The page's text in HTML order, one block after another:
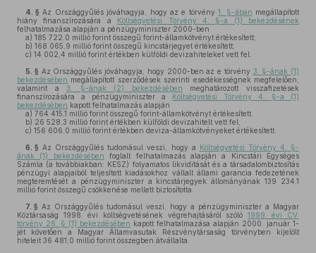
4. § Az Országgyűlés jóváhagyja, hogy az e törvény1. §-ában megállapított
hiány finanszírozására a Költségvetési Törvény 4. §-a (1) bekezdésének
felhatalmazása alapján a pénzügyminiszter 2000-ben
a) 185 722,0 millió forint összegű forint-államkötvényt értékesített;
b) 168 065,9 millió forint összegű kincstárjegyet értékesített;
c) 14 002,4 millió forint értékben külföldi devizahiteleket vett fel.
5. § Az Országgyűlés jóváhagyja, hogy 2000-ben az e törvény 3. §-ának (1)
bekezdésében megállapított szerződések szerinti esedékességnek megfelelően,
valamint a3. §-ának (2) bekezdésében meghatározott visszafizetések
finanszírozására a pénzügyminiszter a Költségvetési Törvény 4. §-a (1)
bekezdésében kapott felhatalmazás alapján
a) 764 415,1 millió forint összegű forint-államkötvényt értékesített,
b) 26 528,3 millió forint értékben külföldi devizahitelt vett fel,
c) 156 606,0 millió forint értékben deviza-államkötvényeket értékesített.
6. § Az Országgyűlés tudomásul veszi, hogy a Költségvetési Törvény 4. §-
ának (1) bekezdésében foglalt felhatalmazás alapján a Kincstári Egységes
Számla (a továbbiakban: KESZ) folyamatos likviditását és a társadalombiztosítás
pénzügyi alapjaiból teljesített kiadásokhoz vállalt állami garancia fedezetének
megteremtését a pénzügyminiszter a kincstárjegyek állományának 139 234,1
millió forint összegű csökkenése mellett biztosította.
7. § Az Országgyűlés tudomásul veszi, hogy a pénzügyminiszter a Magyar
Köztársaság 1998. évi költségvetésének végrehajtásáról szóló 1999. évi CV.
törvény 26. § (1) bekezdésében kapott felhatalmazása alapján 2000. január 1-
jét követően a Magyar Államvasutak Részvénytársaság törvényben kijelölt
hiteleit 36 481,0 millió forint összegben átvállalta.